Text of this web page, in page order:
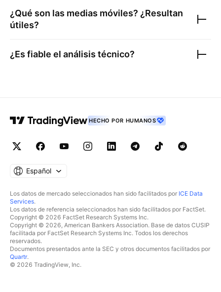
¿Qué son las medias móviles? ¿Resultan
útiles?
¿Es fiable el análisis técnico?
HECHO POR HUMANOS
Español
Los datos de mercado seleccionados han sido facilitados por ICE Data
Services.
Los datos de referencia seleccionados han sido facilitados por FactSet.
Copyright © 2026 FactSet Research Systems Inc.
Copyright © 2026, American Bankers Association. Base de datos CUSIP
facilitada por FactSet Research Systems Inc. Todos los derechos
reservados.
Documentos presentados ante la SEC y otros documentos facilitados por
Quartr.
© 2026 TradingView, Inc.